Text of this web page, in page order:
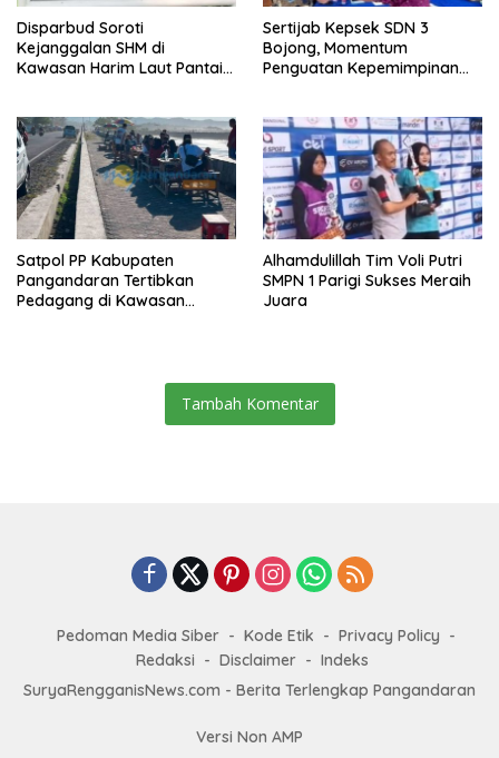
Disparbud Soroti
Kejanggalan SHM di
Kawasan Harim Laut Pantai
Sertijab Kepsek SDN 3
Bojong, Momentum
Penguatan Kepemimpinan
Satpol PP Kabupaten
Pangandaran Tertibkan
Pedagang di Kawasan
Alhamdulillah Tim Voli Putri
SMPN 1 Parigi Sukses Meraih
Juara
Tambah Komentar
Pedoman Media Siber Kode Etik
Privacy Policy
Redaksi
Disclaimer
Indeks
SuryaRengganisNews.com - Berita Terlengkap Pangandaran
Versi Non AMP